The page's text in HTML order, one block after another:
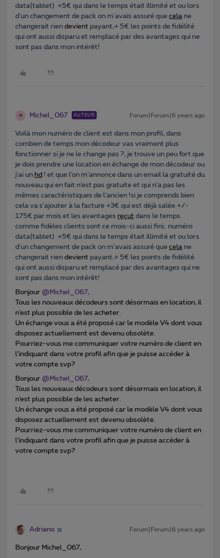
data(tablet) +5€ qui dans le temps était illimité et ou lors
d'un changement de pack on m'avais assuré que cela ne
changerait rien devient payant,+ 5€ les points de fidélité
qui ont aussi disparu et remplacé par des avantages qui ne
sont pas dans mon intérêt!
M Michel_067 AUTEUR Forum|Forum|6 years ago
Voilà mon numéro de client est dans mon profil, dans
combien de temps mon décodeur vas vraiment plus
fonctionner si je ne le change pas ?, je trouve un peu fort que
je dois prendre une location en échange de mon décodeur ou
j’ai un hd ! et que l’on m’annonce dans un email la gratuité du
nouveau qui en fait n’est pas gratuite et qui n’a pas les
mêmes caractéristiques de l’ancien !si je comprends bien
cela va s’ajouter à la facture +3€ qui est déjà salée +/-
175€ par mois et les avantages reçut dans le temps
comme fidèles clients sont ce mois-ci aussi fini; numéro
data(tablet) +5€ qui dans le temps était illimité et ou lors
d'un changement de pack on m'avais assuré que cela ne
changerait rien devient payant,+ 5€ les points de fidélité
qui ont aussi disparu et remplacé par des avantages qui ne
sont pas dans mon intérêt!
Bonjour @Michel_067,
Tous les nouveaux décodeurs sont désormais en location, il
n’est plus possible de les acheter.
Un échange vous a été proposé car le modèle V4 dont vous
disposez actuellement est devenu obsolète.
Pourriez-vous me communiquer votre numéro de client en
l’indiquant dans votre profil afin que je puisse accéder à
votre compte svp?
Bonjour @Michel_067,
Tous les nouveaux décodeurs sont désormais en location, il
n’est plus possible de les acheter.
Un échange vous a été proposé car le modèle V4 dont vous
disposez actuellement est devenu obsolète.
Pourriez-vous me communiquer votre numéro de client en
l’indiquant dans votre profil afin que je puisse accéder à
votre compte svp?
Adriano Forum|Forum|6 years ago
Bonjour Michel_067,